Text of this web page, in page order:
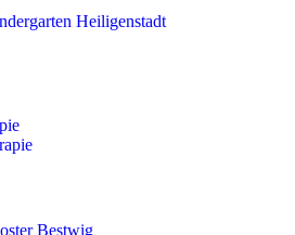
Heiligenstadt
Bestwig